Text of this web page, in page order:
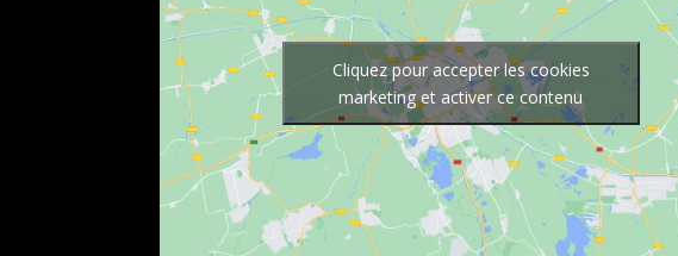
Cliquez pour accepter les cookies
marketing et activer ce contenu